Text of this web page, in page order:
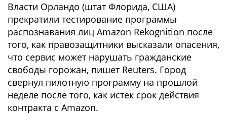
Власти Орландо (штат Флорида, США)
прекратили тестирование программы
распознавания лиц Amazon Rekognition после
того, как правозащитники высказали опасения,
что сервис может нарушать гражданские
свободы горожан, пишет Reuters. Город
свернул пилотную программу на прошлой
неделе после того, как истек срок действия
контракта с Amazon.